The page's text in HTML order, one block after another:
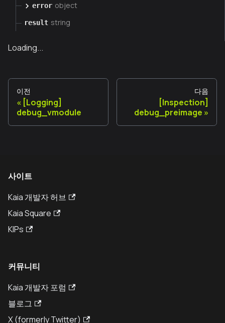
error object
result string
Loading...
이전
[Logging]
debug_vmodule
다음
[Inspection]
debug_preimage
사이트
Kaia 개발자 허브
Kaia Square
KIPs
커뮤니티
Kaia 개발자 포럼
블로그
X (formerly Twitter)